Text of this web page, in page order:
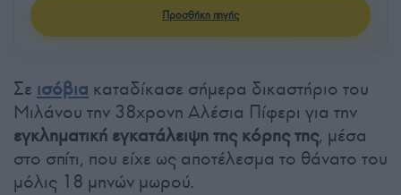
Προσθήκη πηγής
Σε ισόβια καταδίκασε σήμερα δικαστήριο του
Μιλάνου την 38χρονη Αλέσια Πίφερι για την
εγκληματική εγκατάλειψη της κόρης της, μέσα
στο σπίτι, που είχε ως αποτέλεσμα το θάνατο του
μόλις 18 μηνών μωρού.